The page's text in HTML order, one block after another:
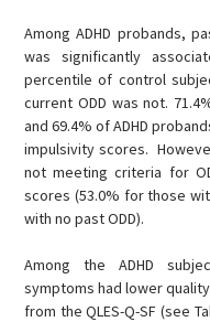
Among ADHD probands,
was significantly
percentile of control
current ODD was not.
and 69.4% of ADHD
impulsivity scores.
not meeting criteria for
scores (53.0% for those
with no past ODD).
Among the ADHD
symptoms had lower
from the QLES-Q-SF (see